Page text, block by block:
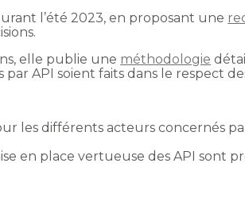
l’été 2023, en proposant une
elle publie une méthodologie
API soient faits dans le respect
les différents acteurs concernés
en place vertueuse des API sont